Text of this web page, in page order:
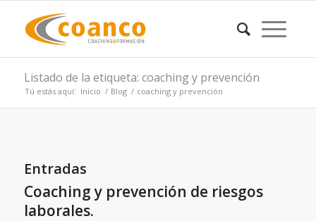
Listado de la etiqueta: coaching y prevención
Tú estás aquí: Inicio / Blog / coaching y prevención
Entradas
Coaching y prevención de riesgos
laborales.